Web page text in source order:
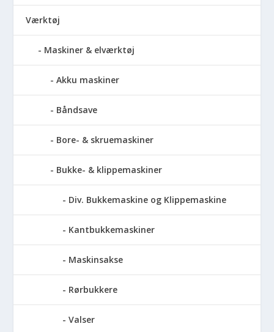
Værktøj
Maskiner & elværktøj
Akku maskiner
Båndsave
Bore- & skruemaskiner
Bukke- & klippemaskiner
Div. Bukkemaskine og Klippemaskine
Kantbukkemaskiner
Maskinsakse
Rørbukkere
Valser